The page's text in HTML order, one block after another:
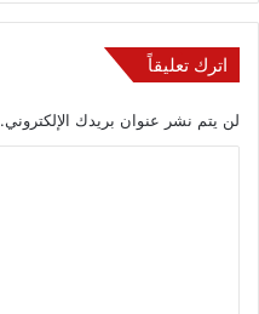
اترك تعليقاً
لن يتم نشر عنوان بريدك الإلكتروني.